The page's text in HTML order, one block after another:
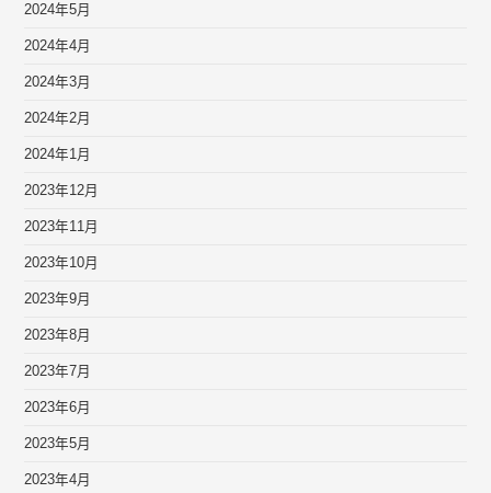
2024年5月
2024年4月
2024年3月
2024年2月
2024年1月
2023年12月
2023年11月
2023年10月
2023年9月
2023年8月
2023年7月
2023年6月
2023年5月
2023年4月